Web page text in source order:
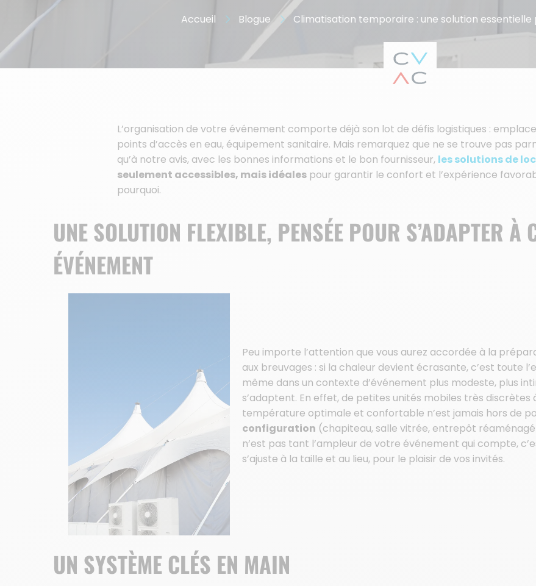
Accueil Blogue Climatisation temporaire : une solution
L’organisation de votre événement comporte déjà son lot de défis logistiques :
points d’accès en eau, équipement sanitaire. Mais remarquez que ne se trouve pas
qu’à notre avis, avec les bonnes informations et le bon fournisseur, les solutions de
seulement accessibles, mais idéales pour garantir le confort et l’expérience
pourquoi.
UNE SOLUTION FLEXIBLE, PENSÉE POUR S’ADAPTER À
ÉVÉNEMENT
Peu importe l’attention que vous aurez accordée à la
aux breuvages : si la chaleur devient écrasante, c’est toute
même dans un contexte d’événement plus modeste, plus
s’adaptent. En effet, de petites unités mobiles très discrètes
température optimale et confortable n’est jamais hors de
configuration (chapiteau, salle vitrée, entrepôt
n’est pas tant l’ampleur de votre événement qui compte,
s’ajuste à la taille et au lieu, pour le plaisir de vos invités.
UN SYSTÈME CLÉS EN MAIN